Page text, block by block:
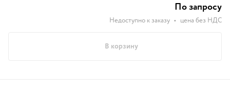
По запросу
Недоступно к заказу • цена без НДС
В корзину